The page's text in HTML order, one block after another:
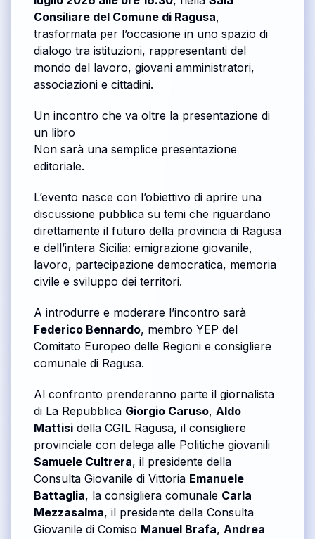
Consiliare del Comune di Ragusa,
trasformata per l’occasione in uno spazio di
dialogo tra istituzioni, rappresentanti del
mondo del lavoro, giovani amministratori,
associazioni e cittadini.
Un incontro che va oltre la presentazione di
un libro
Non sarà una semplice presentazione
editoriale.
L’evento nasce con l’obiettivo di aprire una
discussione pubblica su temi che riguardano
direttamente il futuro della provincia di Ragusa
e dell’intera Sicilia: emigrazione giovanile,
lavoro, partecipazione democratica, memoria
civile e sviluppo dei territori.
A introdurre e moderare l’incontro sarà
Federico Bennardo, membro YEP del
Comitato Europeo delle Regioni e consigliere
comunale di Ragusa.
Al confronto prenderanno parte il giornalista
di La Repubblica Giorgio Caruso, Aldo
Mattisi della CGIL Ragusa, il consigliere
provinciale con delega alle Politiche giovanili
Samuele Cultrera, il presidente della
Consulta Giovanile di Vittoria Emanuele
Battaglia, la consigliera comunale Carla
Mezzasalma, il presidente della Consulta
Giovanile di Comiso Manuel Brafa, Andrea